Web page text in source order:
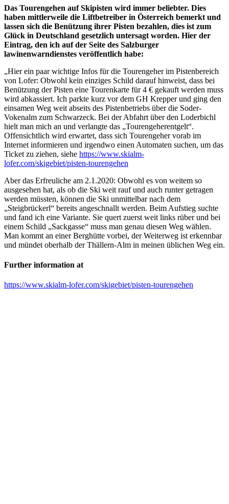
Das Tourengehen auf Skipisten wird immer beliebter. Dies
haben mittlerweile die Liftbetreiber in Österreich bemerkt und
lassen sich die Benützung ihrer Pisten bezahlen, dies ist zum
Glück in Deutschland gesetzlich untersagt worden. Hier der
Eintrag, den ich auf der Seite des Salzburger
lawinenwarndienstes veröffentlich habe:
„Hier ein paar wichtige Infos für die Tourengeher im Pistenbereich
von Lofer: Obwohl kein einziges Schild darauf hinweist, dass bei
Benützung der Pisten eine Tourenkarte für 4 € gekauft werden muss
wird abkassiert. Ich parkte kurz vor dem GH Krepper und ging den
einsamen Weg weit abseits des Pistenbetriebs über die Soder-
Vokenalm zum Schwarzeck. Bei der Abfahrt über den Loderbichl
hielt man mich an und verlangte das „Tourengeherentgelt“.
Offensichtlich wird erwartet, dass sich Tourengeher vorab im
Internet informieren und irgendwo einen Automaten suchen, um das
Ticket zu ziehen, siehe https://www.skialm-
lofer.com/skigebiet/pisten-tourengehen
Aber das Erfreuliche am 2.1.2020: Obwohl es von weitem so
ausgesehen hat, als ob die Ski weit rauf und auch runter getragen
werden müssten, können die Ski unmittelbar nach dem
„Steigbrückerl“ bereits angeschnallt werden. Beim Aufstieg suchte
und fand ich eine Variante. Sie quert zuerst weit links rüber und bei
einem Schild „Sackgasse“ muss man genau diesen Weg wählen.
Man kommt an einer Berghütte vorbei, der Weiterweg ist erkennbar
und mündet oberhalb der Thällern-Alm in meinen üblichen Weg ein.
Further information at
https://www.skialm-lofer.com/skigebiet/pisten-tourengehen